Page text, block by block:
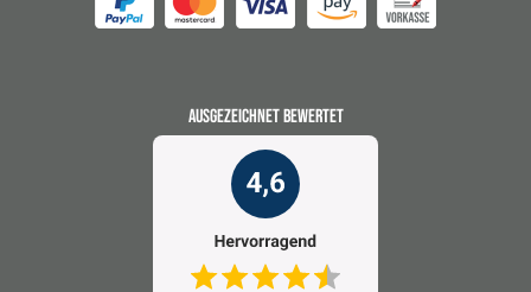
AUSGEZEICHNET BEWERTET